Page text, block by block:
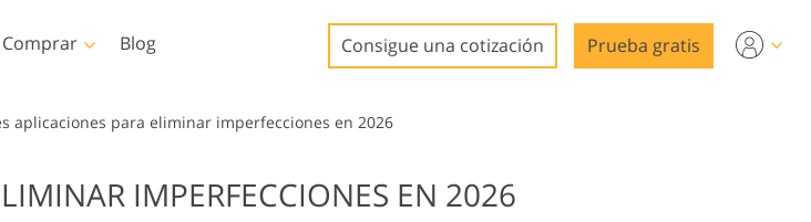
retoque
Servicios de edición de
Comprar
marketing
Video
LUT profesionales
Superposiciones de video
Blog Consigue una cotización Prueba gratis
aplicaciones para eliminar imperfecciones en 2026
IMPERFECCIONES EN 2026